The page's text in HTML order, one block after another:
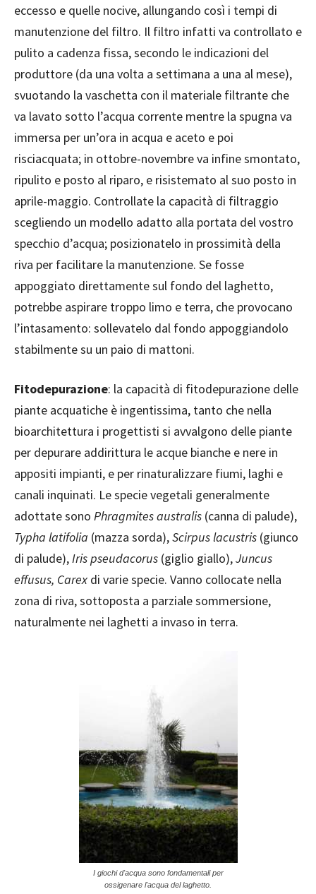
eccesso e quelle nocive, allungando così i tempi di
manutenzione del filtro. Il filtro infatti va controllato e
pulito a cadenza fissa, secondo le indicazioni del
produttore (da una volta a settimana a una al mese),
svuotando la vaschetta con il materiale filtrante che
va lavato sotto l’acqua corrente mentre la spugna va
immersa per un’ora in acqua e aceto e poi
risciacquata; in ottobre-novembre va infine smontato,
ripulito e posto al riparo, e risistemato al suo posto in
aprile-maggio. Controllate la capacità di filtraggio
scegliendo un modello adatto alla portata del vostro
specchio d’acqua; posizionatelo in prossimità della
riva per facilitare la manutenzione. Se fosse
appoggiato direttamente sul fondo del laghetto,
potrebbe aspirare troppo limo e terra, che provocano
l’intasamento: sollevatelo dal fondo appoggiandolo
stabilmente su un paio di mattoni.
Fitodepurazione: la capacità di fitodepurazione delle
piante acquatiche è ingentissima, tanto che nella
bioarchitettura i progettisti si avvalgono delle piante
per depurare addirittura le acque bianche e nere in
appositi impianti, e per rinaturalizzare fiumi, laghi e
canali inquinati. Le specie vegetali generalmente
adottate sono Phragmites australis (canna di palude),
Typha latifolia (mazza sorda),Scirpus lacustris (giunco
di palude),Iris pseudacorus (giglio giallo),Juncus
effusus, Carex di varie specie. Vanno collocate nella
zona di riva, sottoposta a parziale sommersione,
naturalmente nei laghetti a invaso in terra.
I giochi d'acqua sono fondamentali per
ossigenare l'acqua del laghetto.